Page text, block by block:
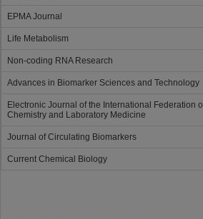
EPMA Journal
Life Metabolism
Non-coding RNA Research
Advances in Biomarker Sciences and Technology
Electronic Journal of the International Federation
Chemistry and Laboratory Medicine
Journal of Circulating Biomarkers
Current Chemical Biology